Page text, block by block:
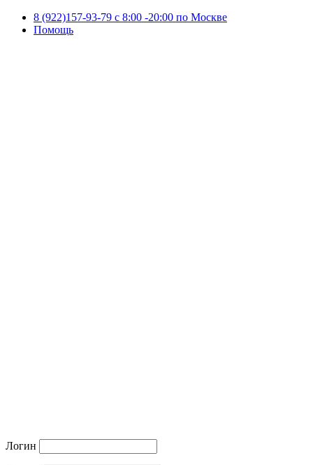
8 (922)157-93-79 c 8:00 -20:00 по Москве
Помощь
Логин